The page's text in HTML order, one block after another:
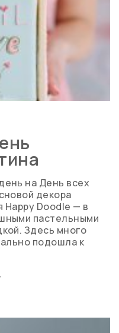
на День всех
декора
Happy Doodle — в
пастельными
Здесь много
подошла к
,